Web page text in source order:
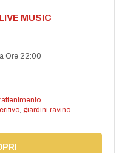
MUSIC
Ore 22:00
, giardini ravino